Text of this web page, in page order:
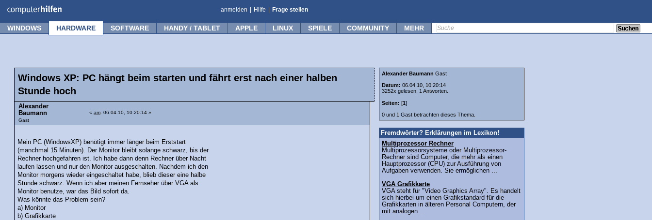
anmelden Hilfe Frage stellen
WINDOWS HARDWARE SOFTWARE HANDY / TABLET APPLE LINUX SPIELE COMMUNITY MEHR
Windows XP: PC hängt beim starten und fährt erst nach einer halben
Stunde hoch
Alexander
Baumann
Gast
« am: 06.04.10, 10:20:14 »
Mein PC (WindowsXP) benötigt immer länger beim Erststart
(manchmal 15 Minuten). Der Monitor bleibt solange schwarz, bis der
Rechner hochgefahren ist. Ich habe dann denn Rechner über Nacht
laufen lassen und nur den Monitor ausgeschalten. Nachdem ich den
Monitor morgens wieder eingeschaltet habe, blieb dieser eine halbe
Stunde schwarz. Wenn ich aber meinen Fernseher über VGA als
Monitor benutze, war das Bild sofort da.
Was könnte das Problem sein?
a) Monitor
b) Grafikkarte
Alexander Baumann Gast
Datum: 06.04.10, 10:20:14
3252x gelesen, 1 Antworten.
Seiten: [1]
0 und 1 Gast betrachten dieses Thema.
Fremdwörter? Erklärungen im Lexikon!
Multiprozessor Rechner
Multiprozessorsysteme oder Multiprozessor-
Rechner sind Computer, die mehr als einen
Hauptprozessor (CPU) zur Ausführung von
Aufgaben verwenden. Sie ermöglichen ...
VGA Grafikkarte
VGA steht für "Video Graphics Array". Es handelt
sich hierbei um einen Grafikstandard für die
Grafikkarten in älteren Personal Computern, der
mit analogen ...